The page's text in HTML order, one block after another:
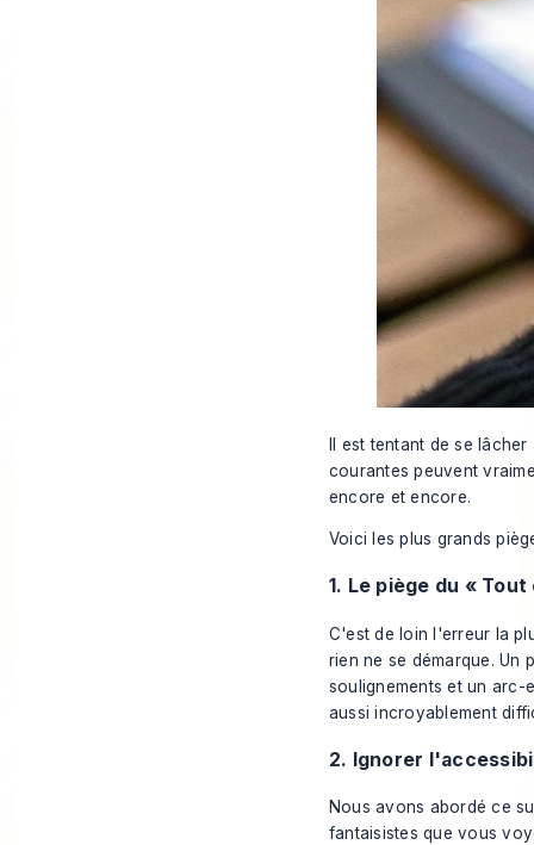
Il est tentant de se
courantes peuvent
encore et encore.
Voici les plus grands
1. Le piège du «
C'est de loin l'erreur la
rien ne se démarque. Un
soulignements et un
aussi incroyablement
2. Ignorer
Nous avons abordé ce
fantaisistes que vous